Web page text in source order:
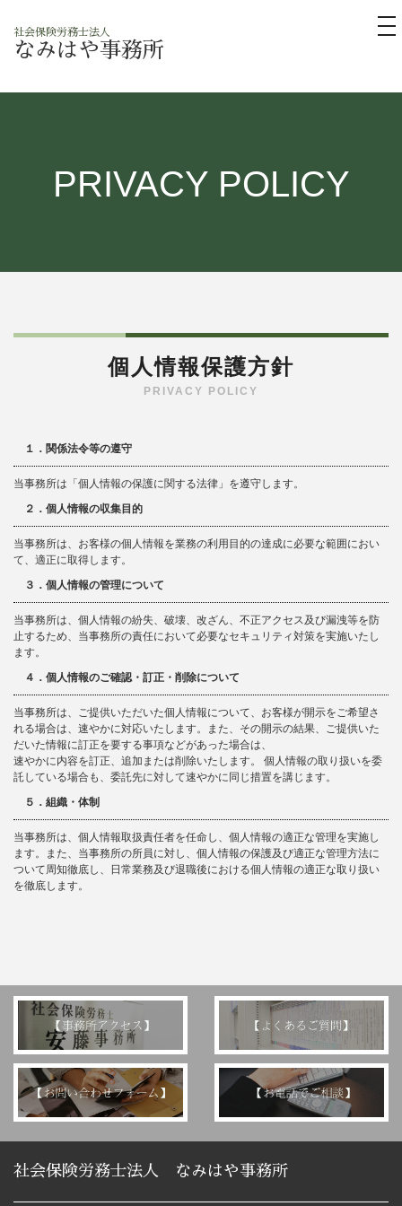
社会保険労務士法人
なみはや事務所
PRIVACY POLICY
個人情報保護方針
PRIVACY POLICY
１．関係法令等の遵守
当事務所は「個人情報の保護に関する法律」を遵守します。
２．個人情報の収集目的
当事務所は、お客様の個人情報を業務の利用目的の達成に必要な範囲におい
て、適正に取得します。
３．個人情報の管理について
当事務所は、個人情報の紛失、破壊、改ざん、不正アクセス及び漏洩等を防
止するため、当事務所の責任において必要なセキュリティ対策を実施いたし
ます。
４．個人情報のご確認・訂正・削除について
当事務所は、ご提供いただいた個人情報について、お客様が開示をご希望さ
れる場合は、速やかに対応いたします。また、その開示の結果、ご提供いた
だいた情報に訂正を要する事項などがあった場合は、
速やかに内容を訂正、追加または削除いたします。 個人情報の取り扱いを委
託している場合も、委託先に対して速やかに同じ措置を講じます。
５．組織・体制
当事務所は、個人情報取扱責任者を任命し、個人情報の適正な管理を実施し
ます。また、当事務所の所員に対し、個人情報の保護及び適正な管理方法に
ついて周知徹底し、日常業務及び退職後における個人情報の適正な取り扱い
を徹底します。
社会保険労務士法人 なみはや事務所